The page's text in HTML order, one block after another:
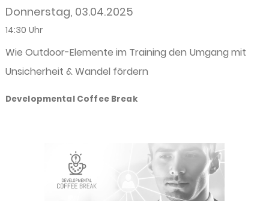
Donnerstag, 03.04.2025
14:30 Uhr
Wie Outdoor-Elemente im Training den Umgang mit
Unsicherheit & Wandel fördern
Developmental Coffee Break